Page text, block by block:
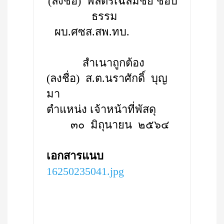
ธรรม
ผบ.ศซส.สพ.ทบ.
สำเนาถูกต้อง
(ลงชื่อ) ส.ต.นราศักดิ์ บุญ
มา
ตำแหน่ง เจ้าหน้าที่พัสดุ
๓๐ มิถุนายน ๒๕๖๔
เอกสารแนบ
16250235041.jpg